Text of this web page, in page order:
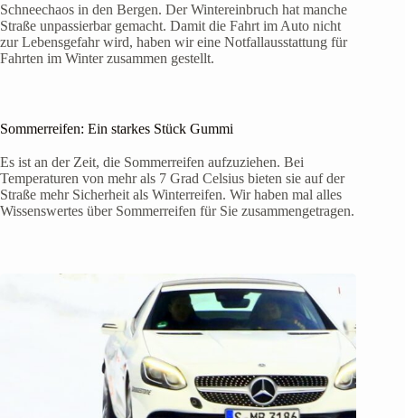
Schneechaos in den Bergen. Der Wintereinbruch hat manche
Straße unpassierbar gemacht. Damit die Fahrt im Auto nicht
zur Lebensgefahr wird, haben wir eine Notfallausstattung für
Fahrten im Winter zusammen gestellt.
Sommerreifen: Ein starkes Stück Gummi
Es ist an der Zeit, die Sommerreifen aufzuziehen. Bei
Temperaturen von mehr als 7 Grad Celsius bieten sie auf der
Straße mehr Sicherheit als Winterreifen. Wir haben mal alles
Wissenswertes über Sommerreifen für Sie zusammengetragen.